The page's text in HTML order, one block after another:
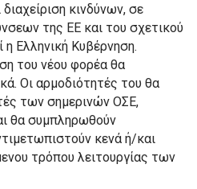
κινδύνων, σε
της ΕΕ και του σχετικού
Ελληνική Κυβέρνηση.
του νέου φορέα θα
Οι αρμοδιότητές του θα
των σημερινών ΟΣΕ,
θα συμπληρωθούν
κενά ή/και
τρόπου λειτουργίας των